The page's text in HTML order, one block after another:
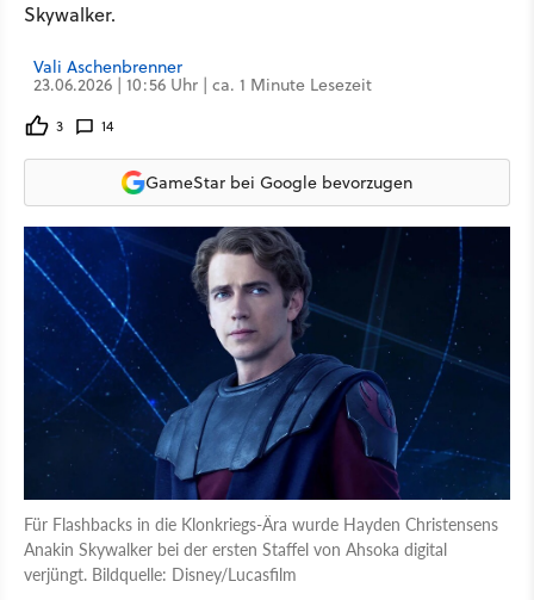
Skywalker.
Vali Aschenbrenner
23.06.2026 | 10:56 Uhr | ca. 1 Minute Lesezeit
3 14
GameStar bei Google bevorzugen
Für Flashbacks in die Klonkriegs-Ära wurde Hayden Christensens
Anakin Skywalker bei der ersten Staffel von Ahsoka digital
verjüngt. Bildquelle: Disney/Lucasfilm